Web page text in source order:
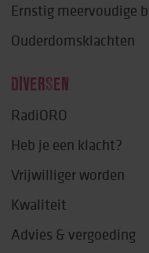
Ernstig meervoudige
Ouderdomsklachten
DIVERSEN
RadiORO
Heb je een klacht?
Vrijwilliger worden
Kwaliteit
Advies & vergoeding